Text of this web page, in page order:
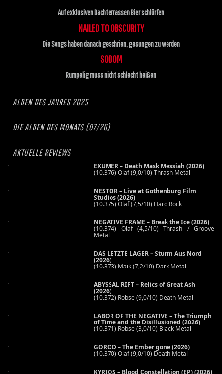
ALBEN DES JAHRES 2025
DIE ALBEN DES MONATS (07/26)
AKTUELLE REVIEWS
EXUMER – Death Mask Messiah (2026)
(10.376) Olaf (9,0/10) Thrash Metal
NESTOR – Live at Gothenburg Film
Studios (2026)
(10.375) Olaf (7,5/10) Hard Rock
NEGATIVE FRAME – Break the Ice (2026)
(10.374) Olaf (4,5/10) Thrash / Groove
Metal
DAS LETZTE LAGER – Sturm Aus Nord
(2026)
(10.373) Maik (7,2/10) Dark Metal
ABYSSAL RIFT – Relics of Great Ash
(2026)
(10.372) Robse (9,0/10) Death Metal
LABOR OF THE NEGATIVE – The Triumph
of Time and the Disillusioned (2026)
(10.371) Robse (3,0/10) Black Metal
GOROD – The Ember gone (2026)
(10.370) Olaf (9,0/10) Death Metal
KYRIOS – Blood Constellation (EP) (2026)
Auf exklusiven Dachterrassen Bier schlürfen
NAILED TO OBSCURITY
Die Songs haben danach geschrien, gesungen zu werden
SODOM
Rumpelig muss nicht schlecht heißen